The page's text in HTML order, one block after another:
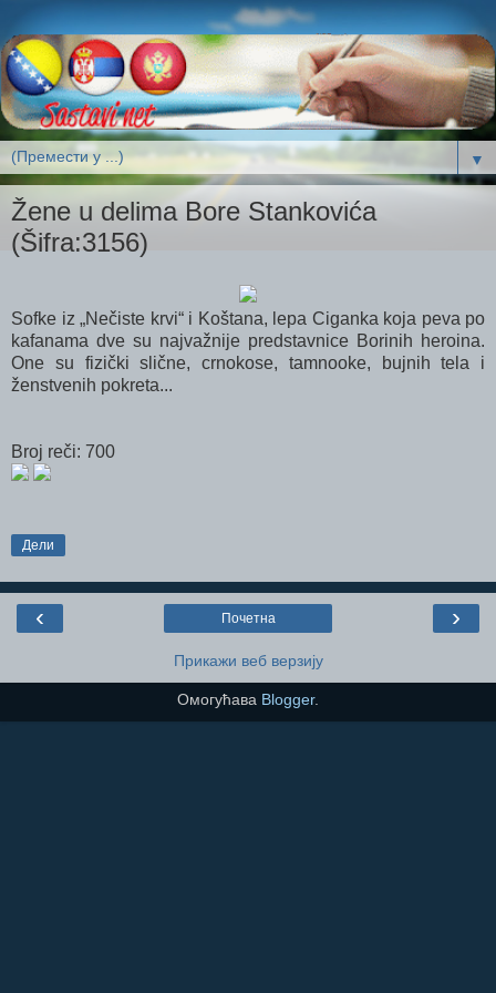
▼
Žene u delima Bore Stankovića
(Šifra:3156)
Sofke iz „Nečiste krvi“ i Koštana, lepa Ciganka koja peva po
kafanama dve su najvažnije predstavnice Borinih heroina.
One su fizički slične, crnokose, tamnooke, bujnih tela i
ženstvenih pokreta...
Broj reči: 700
Дели
‹ ›
Почетна
Прикажи веб верзију
Омогућава Blogger.